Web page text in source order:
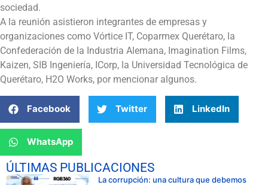
sociedad.
A la reunión asistieron integrantes de empresas y
organizaciones como Vórtice IT, Coparmex Querétaro, la
Confederación de la Industria Alemana, Imagination Films,
Kaizen, SIB Ingeniería, ICorp, la Universidad Tecnológica de
Querétaro, H2O Works, por mencionar algunos.
Facebook Twitter LinkedIn
WhatsApp
ÚLTIMAS PUBLICACIONES
La corrupción: una cultura que debemos